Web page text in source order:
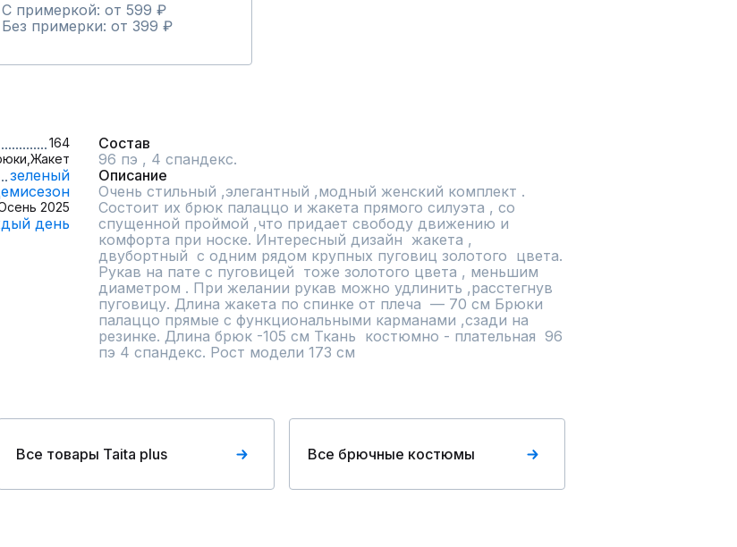
С примеркой: от 599 ₽
Без примерки: от 399 ₽
164
Жакет
зеленый
2025
день
Состав
96 пэ , 4 спандекс.
Описание
Очень стильный ,элегантный ,модный женский комплект .
Состоит их брюк палаццо и жакета прямого силуэта , со
спущенной проймой ,что придает свободу движению и
комфорта при носке. Интересный дизайн  жакета ,
двубортный  с одним рядом крупных пуговиц золотого  цвета.
Рукав на пате с пуговицей  тоже золотого цвета , меньшим
диаметром . При желании рукав можно удлинить ,расстегнув
пуговицу. Длина жакета по спинке от плеча  — 70 см Брюки
палаццо прямые с функциональными карманами ,сзади на
резинке. Длина брюк -105 см Ткань  костюмно - плательная  96
пэ 4 спандекс. Рост модели 173 см
Все товары Taita plus Все брючные костюмы